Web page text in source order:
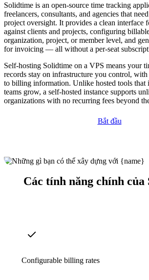
Solidtime is an open-source time tracking
freelancers, consultants, and agencies that
project oversight. It provides a clean interface
against clients and projects, configuring
organization, project, or member level, and
for invoicing — all without a per-seat
Self-hosting Solidtime on a VPS means your
records stay on infrastructure you control,
to billing information. Unlike hosted tools that
teams grow, a self-hosted instance supports
organizations with no recurring fees beyond
Bắt đầu
Các tính năng chính của
Configurable billing rates